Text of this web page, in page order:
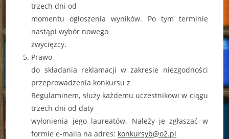
trzech dni od
momentu ogłoszenia wyników. Po tym terminie
nastąpi wybór nowego
zwycięzcy.
Prawo
do składania reklamacji w zakresie niezgodności
przeprowadzenia konkursu z
Regulaminem, służy każdemu uczestnikowi w ciągu
trzech dni od daty
wyłonienia jego laureatów. Należy je zgłaszać w
formie e-maila na adres: konkursyb@o2.pl